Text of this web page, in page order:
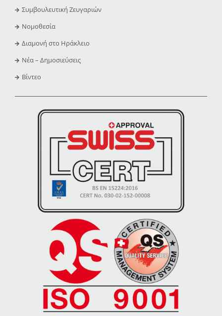
Συμβουλευτική Ζευγαριών
Νομοθεσία
Διαμονή στο Ηράκλειο
Νέα – Δημοσιεύσεις
Βίντεο